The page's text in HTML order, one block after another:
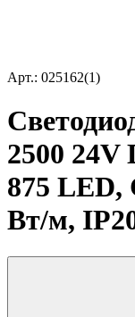
Арт.: 025162(1)
2500 24V
875 LED,
Вт/м,